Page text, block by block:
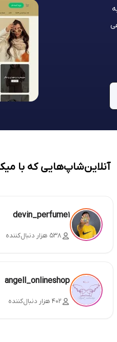
آنلاین‌شاپ‌هایی که با
devin_perfume1
۵۳۸ هزار دنبال‌کننده
angell_onlineshop
۴۰۲ هزار دنبال‌کننده